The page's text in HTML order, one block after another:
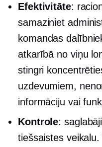
Efektivitāte:
samaziniet
komandas
atkarībā no viņu
stingri
uzdevumiem,
informāciju vai
Kontrole:
tiešsaistes